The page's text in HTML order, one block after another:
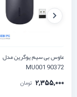
ماوس بی سیم یوگرین مدل
MU001 90372
2,355,000 تومان